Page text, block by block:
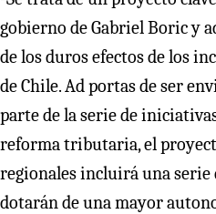
gobierno de Gabriel Boric y
de los duros efectos de los
de Chile. Ad portas de ser
parte de la serie de
reforma tributaria, el
regionales incluirá una serie
dotarán de una mayor